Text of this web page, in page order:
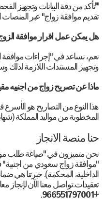
"تأكد من دقة البيانات وتجهيز
تقديم موافقة زواج" عبر
هل يمكن عمل اقرار موافقة
نعم، نساعد في "إجراءات
وتجهيز المستندات اللازمة لذلك
ماذا عن تصريح زواج من اجنبيه
هذا النوع من التصاريح هو
المخطوبة من مواليد المملكة
حنا منصة الانجاز
نحن متميزون في "صياغة طلب
"موافقة زواج سعودي من اجنبية"
الداخلية، المحكمة). خبرتنا هي
تعقيدات.تواصل معنا الآن لإنجاز
+966551797001
.